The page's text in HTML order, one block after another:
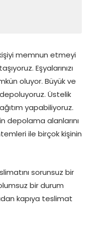
memnun etmeyi
Eşyalarınızı
oluyor. Büyük ve
Üstelik
yapabiliyoruz.
depolama alanlarını
ile birçok kişinin
sorunsuz bir
bir durum
kapıya teslimat